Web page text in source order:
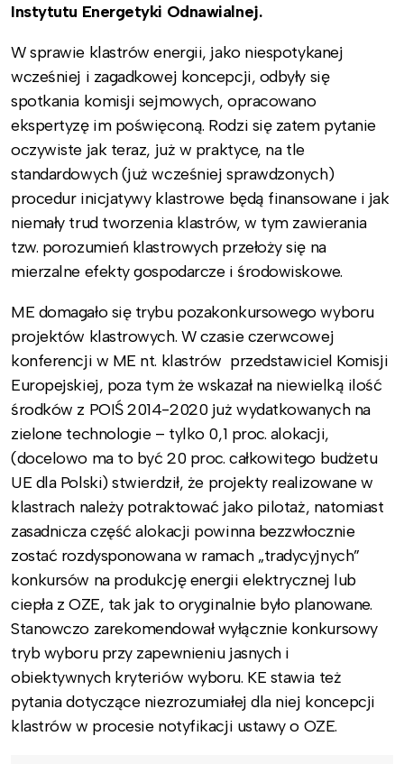
Instytutu Energetyki Odnawialnej.
W sprawie klastrów energii, jako niespotykanej
wcześniej i zagadkowej koncepcji, odbyły się
spotkania komisji sejmowych, opracowano
ekspertyzę im poświęconą. Rodzi się zatem pytanie
oczywiste jak teraz, już w praktyce, na tle
standardowych (już wcześniej sprawdzonych)
procedur inicjatywy klastrowe będą finansowane i jak
niemały trud tworzenia klastrów, w tym zawierania
tzw. porozumień klastrowych przełoży się na
mierzalne efekty gospodarcze i środowiskowe.
ME domagało się trybu pozakonkursowego wyboru
projektów klastrowych. W czasie czerwcowej
konferencji w ME nt. klastrów przedstawiciel Komisji
Europejskiej, poza tym że wskazał na niewielką ilość
środków z POIŚ 2014-2020 już wydatkowanych na
zielone technologie – tylko 0,1 proc. alokacji,
(docelowo ma to być 20 proc. całkowitego budżetu
UE dla Polski) stwierdził, że projekty realizowane w
klastrach należy potraktować jako pilotaż, natomiast
zasadnicza część alokacji powinna bezzwłocznie
zostać rozdysponowana w ramach „tradycyjnych”
konkursów na produkcję energii elektrycznej lub
ciepła z OZE, tak jak to oryginalnie było planowane.
Stanowczo zarekomendował wyłącznie konkursowy
tryb wyboru przy zapewnieniu jasnych i
obiektywnych kryteriów wyboru. KE stawia też
pytania dotyczące niezrozumiałej dla niej koncepcji
klastrów w procesie notyfikacji ustawy o OZE.